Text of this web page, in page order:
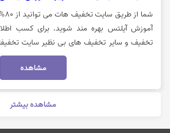
آموزش آیلتس بهره مند شوید. برای کسب
تخفیف و سایر تخفیف های بی نظیر سایت
مشاهده
مشاهده بیشتر